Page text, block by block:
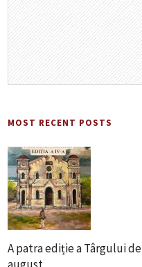
MOST RECENT POSTS
A patra ediție a Târgului